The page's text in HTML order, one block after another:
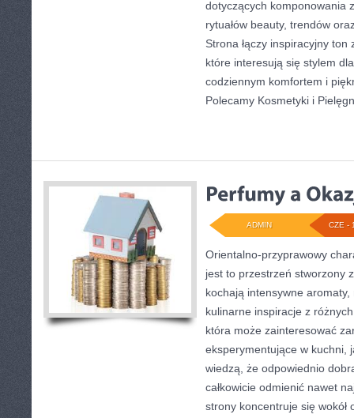
dotyczących komponowania
rytuałów beauty, trendów
Strona łączy inspiracyjny
które interesują się stylem
codziennym komfortem i
Polecamy Kosmetyki i
CZE -
ADMIN
Orientalno-przyprawowy
jest to przestrzeń stworzony
kochają intensywne
kulinarne inspiracje z
która może zainteresować
eksperymentujące w kuchni,
wiedzą, że odpowiednio
całkowicie odmienić nawet
strony koncentruje się wokół